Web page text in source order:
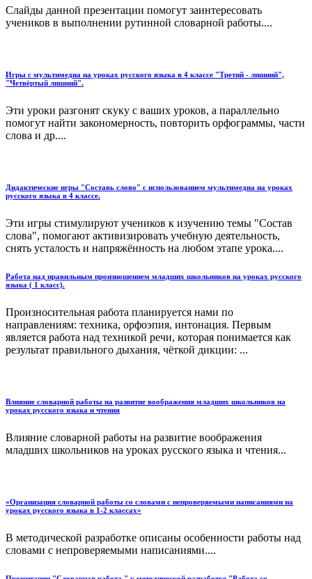
Слайды данной презентации помогут заинтересовать
учеников в выполнении рутинной словарной работы....
Игры с мультимедиа на уроках русского языка в 4 классе "Третий - лишний",
"Четвёртый лишний".
Эти уроки разгонят скуку с ваших уроков, а параллельно
помогут найти закономерность, повторить орфограммы, части
слова и др....
Дидактические игры "Составь слово" с использованием мультимедиа на уроках
русского языка в 4 классе.
Эти игры стимулируют учеников к изучению темы "Состав
слова", помогают активизировать учебную деятельность,
снять усталость и напряжённость на любом этапе урока....
Работа над правильным произношением младших школьников на уроках русского
языка ( 1 класс).
Произносительная работа планируется нами по
направлениям: техника, орфоэпия, интонация. Первым
является работа над техникой речи, которая понимается как
результат правильного дыхания, чёткой дикции: ...
Влияние словарной работы на развитие воображения младших школьников на
уроках русского языка и чтения
Влияние словарной работы на развитие воображения
младших школьников на уроках русского языка и чтения...
«Организация словарной работы со словами с непроверяемыми написаниями на
уроках русского языка в 1-2 классах»
В методической разработке описаны особенности работы над
словами с непроверяемыми написаниями....